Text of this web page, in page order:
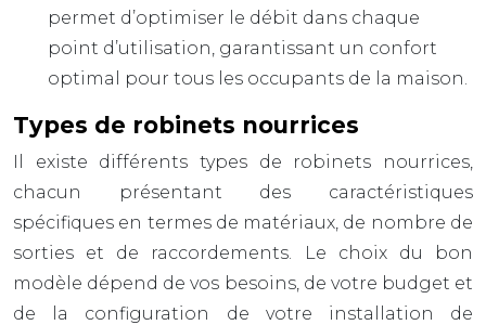
permet d’optimiser le débit dans chaque
point d’utilisation, garantissant un confort
optimal pour tous les occupants de la maison.
Types de robinets nourrices
Il existe différents types de robinets nourrices,
chacun présentant des caractéristiques
spécifiques en termes de matériaux, de nombre de
sorties et de raccordements. Le choix du bon
modèle dépend de vos besoins, de votre budget et
de la configuration de votre installation de